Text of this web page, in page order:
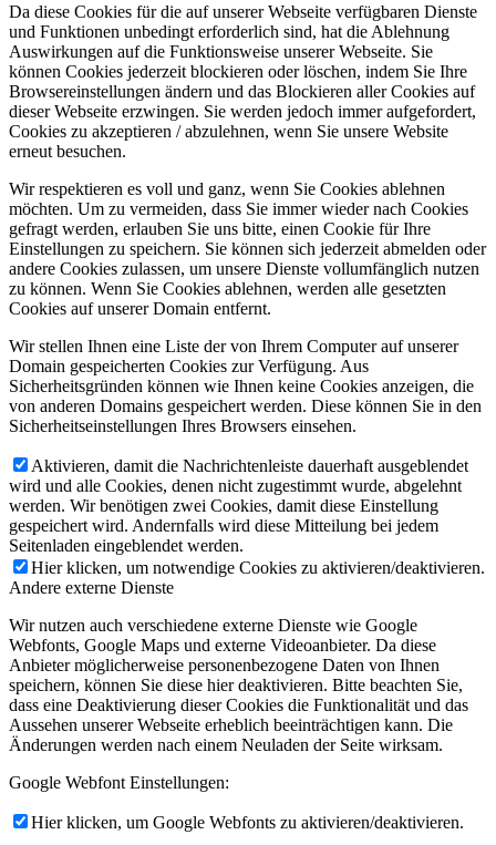
Da diese Cookies für die auf unserer Webseite verfügbaren Dienste
und Funktionen unbedingt erforderlich sind, hat die Ablehnung
Auswirkungen auf die Funktionsweise unserer Webseite. Sie
können Cookies jederzeit blockieren oder löschen, indem Sie Ihre
Browsereinstellungen ändern und das Blockieren aller Cookies auf
dieser Webseite erzwingen. Sie werden jedoch immer aufgefordert,
Cookies zu akzeptieren / abzulehnen, wenn Sie unsere Website
erneut besuchen.
Wir respektieren es voll und ganz, wenn Sie Cookies ablehnen
möchten. Um zu vermeiden, dass Sie immer wieder nach Cookies
gefragt werden, erlauben Sie uns bitte, einen Cookie für Ihre
Einstellungen zu speichern. Sie können sich jederzeit abmelden oder
andere Cookies zulassen, um unsere Dienste vollumfänglich nutzen
zu können. Wenn Sie Cookies ablehnen, werden alle gesetzten
Cookies auf unserer Domain entfernt.
Wir stellen Ihnen eine Liste der von Ihrem Computer auf unserer
Domain gespeicherten Cookies zur Verfügung. Aus
Sicherheitsgründen können wie Ihnen keine Cookies anzeigen, die
von anderen Domains gespeichert werden. Diese können Sie in den
Sicherheitseinstellungen Ihres Browsers einsehen.
Aktivieren, damit die Nachrichtenleiste dauerhaft ausgeblendet
wird und alle Cookies, denen nicht zugestimmt wurde, abgelehnt
werden. Wir benötigen zwei Cookies, damit diese Einstellung
gespeichert wird. Andernfalls wird diese Mitteilung bei jedem
Seitenladen eingeblendet werden.
Hier klicken, um notwendige Cookies zu aktivieren/deaktivieren.
Andere externe Dienste
Wir nutzen auch verschiedene externe Dienste wie Google
Webfonts, Google Maps und externe Videoanbieter. Da diese
Anbieter möglicherweise personenbezogene Daten von Ihnen
speichern, können Sie diese hier deaktivieren. Bitte beachten Sie,
dass eine Deaktivierung dieser Cookies die Funktionalität und das
Aussehen unserer Webseite erheblich beeinträchtigen kann. Die
Änderungen werden nach einem Neuladen der Seite wirksam.
Google Webfont Einstellungen:
Hier klicken, um Google Webfonts zu aktivieren/deaktivieren.